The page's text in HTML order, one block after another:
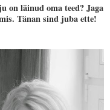
on läinud oma teed? Jaga
Tänan sind juba ette!